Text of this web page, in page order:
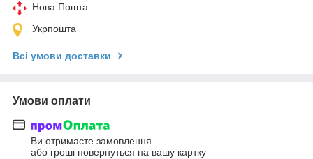
Нова Пошта
Укрпошта
Всі умови доставки
Умови оплати
Ви отримаєте замовлення
або гроші повернуться на вашу картку